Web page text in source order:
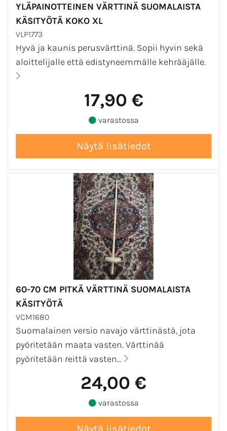
YLÄPAINOTTEINEN VÄRTTINÄ SUOMALAISTA
KÄSITYÖTÄ KOKO XL
VLP1773
Hyvä ja kaunis perusvärttinä. Sopii hyvin sekä
aloittelijalle että edistyneemmälle kehrääjälle.
17,90 €
varastossa
60-70 CM PITKÄ VÄRTTINÄ SUOMALAISTA
KÄSITYÖTÄ
VCM1680
Suomalainen versio navajo värttinästä, jota
pyöritetään maata vasten. Värttinää
pyöritetään reittä vasten...
24,00 €
varastossa